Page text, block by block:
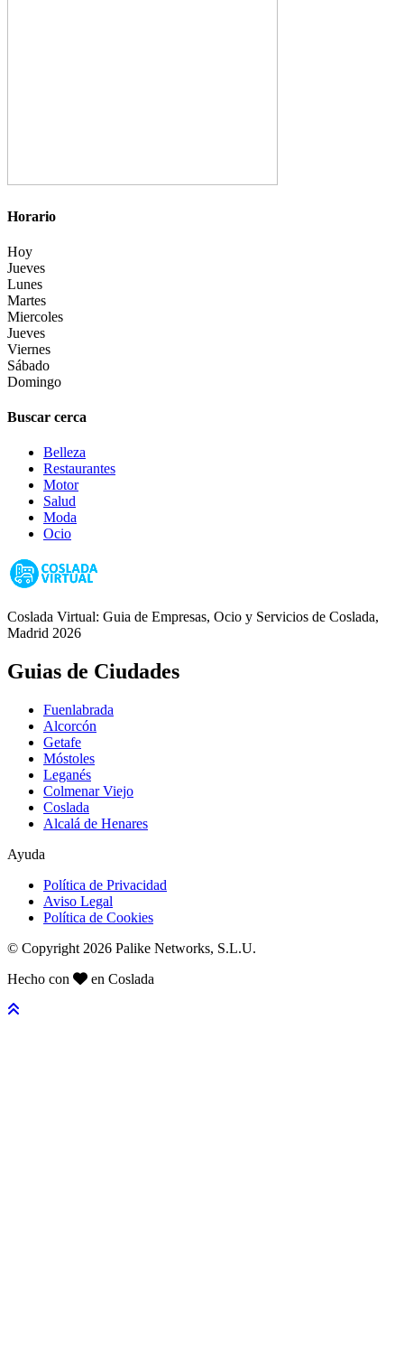
Horario
Hoy
Jueves
Lunes
Martes
Miercoles
Jueves
Viernes
Sábado
Domingo
Buscar cerca
Belleza
Restaurantes
Motor
Salud
Moda
Ocio
Coslada Virtual: Guia de Empresas, Ocio y Servicios de Coslada,
Madrid 2026
Guias de Ciudades
Fuenlabrada
Alcorcón
Getafe
Móstoles
Leganés
Colmenar Viejo
Coslada
Alcalá de Henares
Ayuda
Política de Privacidad
Aviso Legal
Política de Cookies
© Copyright 2026 Palike Networks, S.L.U.
Hecho con
en Coslada